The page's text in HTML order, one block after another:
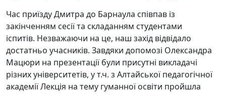
Час приїзду Дмитра до Барнаула співпав із
закінченням сесії та складанням студентами
іспитів. Незважаючи на це, наш захід відвідало
достатньо учасників. Завдяки допомозі Олександра
Мацюри на презентації були присутні викладачі
різних університетів, у т.ч. з Алтайської педагогічної
академіїЛекція на тему гуманної освіти пройшла